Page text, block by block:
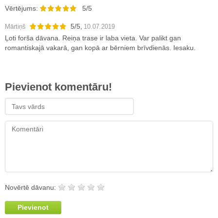
Vērtējums: 5/5
Mārtiņš 5/5, 10.07.2019
Ļoti forša dāvana. Reiņa trase ir laba vieta. Var palikt gan
romantiskajā vakarā, gan kopā ar bērniem brīvdienās. Iesaku.
Pievienot komentāru!
Novērtē dāvanu:
Pievienot